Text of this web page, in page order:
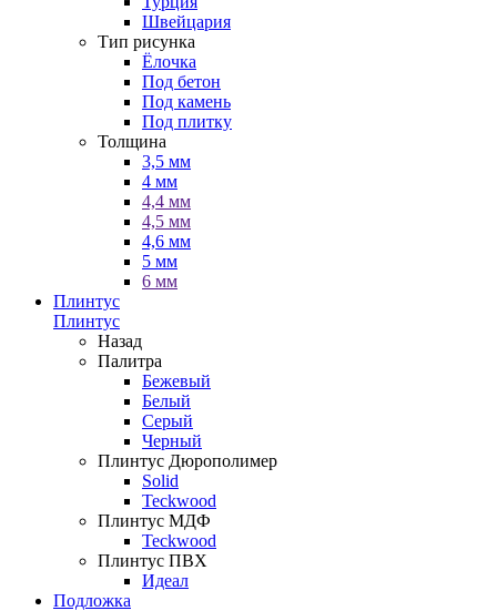
Швейцария
Тип рисунка
Ёлочка
Под бетон
Под камень
Под плитку
Толщина
3,5 мм
4 мм
4,4 мм
4,5 мм
4,6 мм
5 мм
6 мм
Плинтус
Плинтус
Назад
Палитра
Бежевый
Белый
Серый
Черный
Плинтус Дюрополимер
Solid
Teckwood
Плинтус МДФ
Teckwood
Плинтус ПВХ
Идеал
Подложка